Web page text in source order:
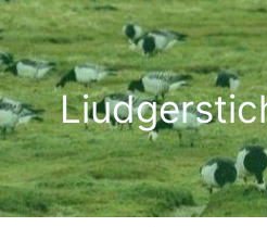
Ga
naar
de
inhoud